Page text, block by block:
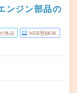
ンジン部品の
休み WEB登録OK